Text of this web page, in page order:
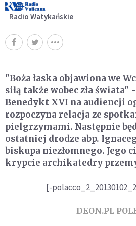
Radio Watykańskie
"Boża łaska objawiona we
siłą także wobec zła świata"
Benedykt XVI na audiencji
rozpoczyna relacja ze
pielgrzymami. Następnie
ostatniej drodze abp.
biskupa niezłomnego. Jego
krypcie archikatedry
[-
DEON.PL